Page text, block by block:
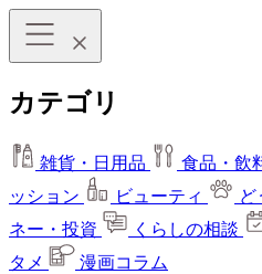
カテゴリ
雑貨・日用品 食品・飲
ッション
ビューティ ど
ネー・投資
くらしの相談
タメ
漫画コラム